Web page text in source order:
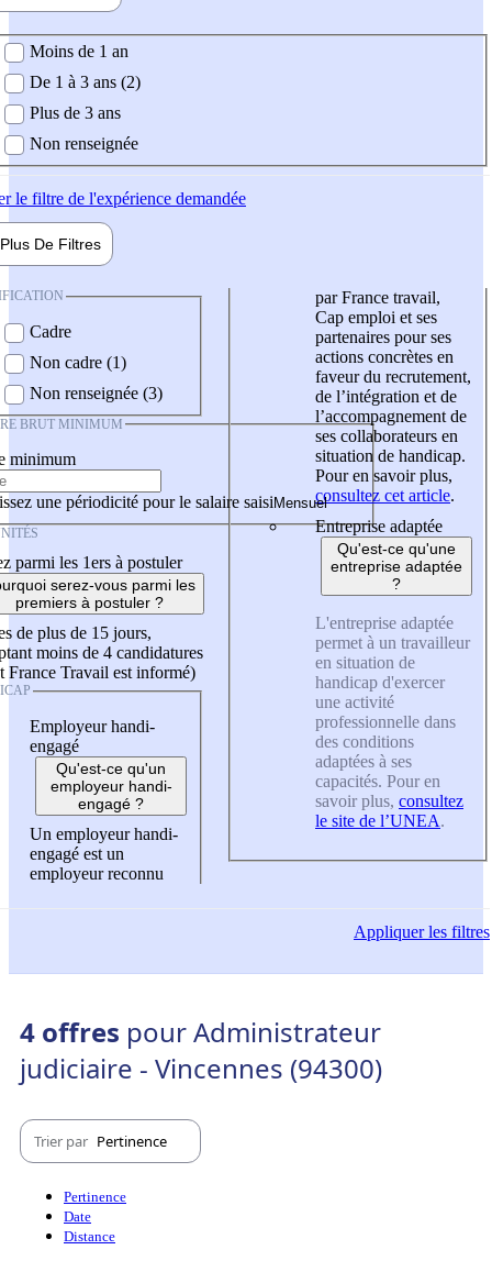
demandée
Moins de 1 an
De 1 à 3 ans (2)
Plus de 3 ans
Non renseignée
le filtre de l'expérience demandée
Plus De Filtres
Cadre
Non cadre (1)
Non renseignée (3)
BRUT MINIMUM
minimum
une périodicité pour le salaire saisi
parmi les 1ers à postuler
serez-vous parmi les
premiers à postuler ?
de plus de 15 jours,
moins de 4 candidatures
France Travail est informé)
Employeur handi-
engagé
Qu'est-ce qu'un
employeur handi-
engagé ?
Un employeur handi-
engagé est un
employeur reconnu
par France travail,
Cap emploi et ses
partenaires pour ses
actions concrètes en
faveur du recrutement,
de l’intégration et de
l’accompagnement de
ses collaborateurs en
situation de handicap.
Pour en savoir plus,
consultez cet article.
Entreprise adaptée
Qu'est-ce qu'une
entreprise adaptée
?
L'entreprise adaptée
permet à un travailleur
en situation de
handicap d'exercer
une activité
professionnelle dans
des conditions
adaptées à ses
capacités. Pour en
savoir plus, consultez
le site de l’UNEA.
Appliquerles filtres
4 offres pour Administrateur
judiciaire - Vincennes (94300)
Trier par Pertinence
Pertinence
Date
Distance